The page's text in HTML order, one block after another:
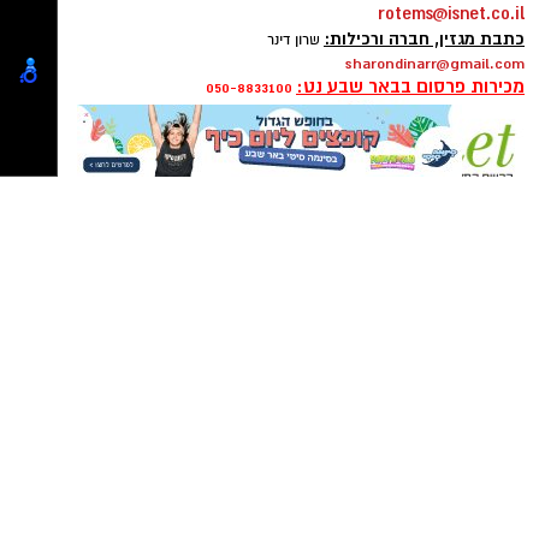
ram@isnet.co.il
רכז מערכת: רותם שרון
rotems@isnet.co.il
כתבת מגזין, חברה ורכילות: שרון דינר
sharondinarr@gmail.com
מכירות פרסום בבאר שבע נט: 050-8833100